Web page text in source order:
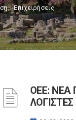
, Επιχειρήσεις
ΟΕΕ: